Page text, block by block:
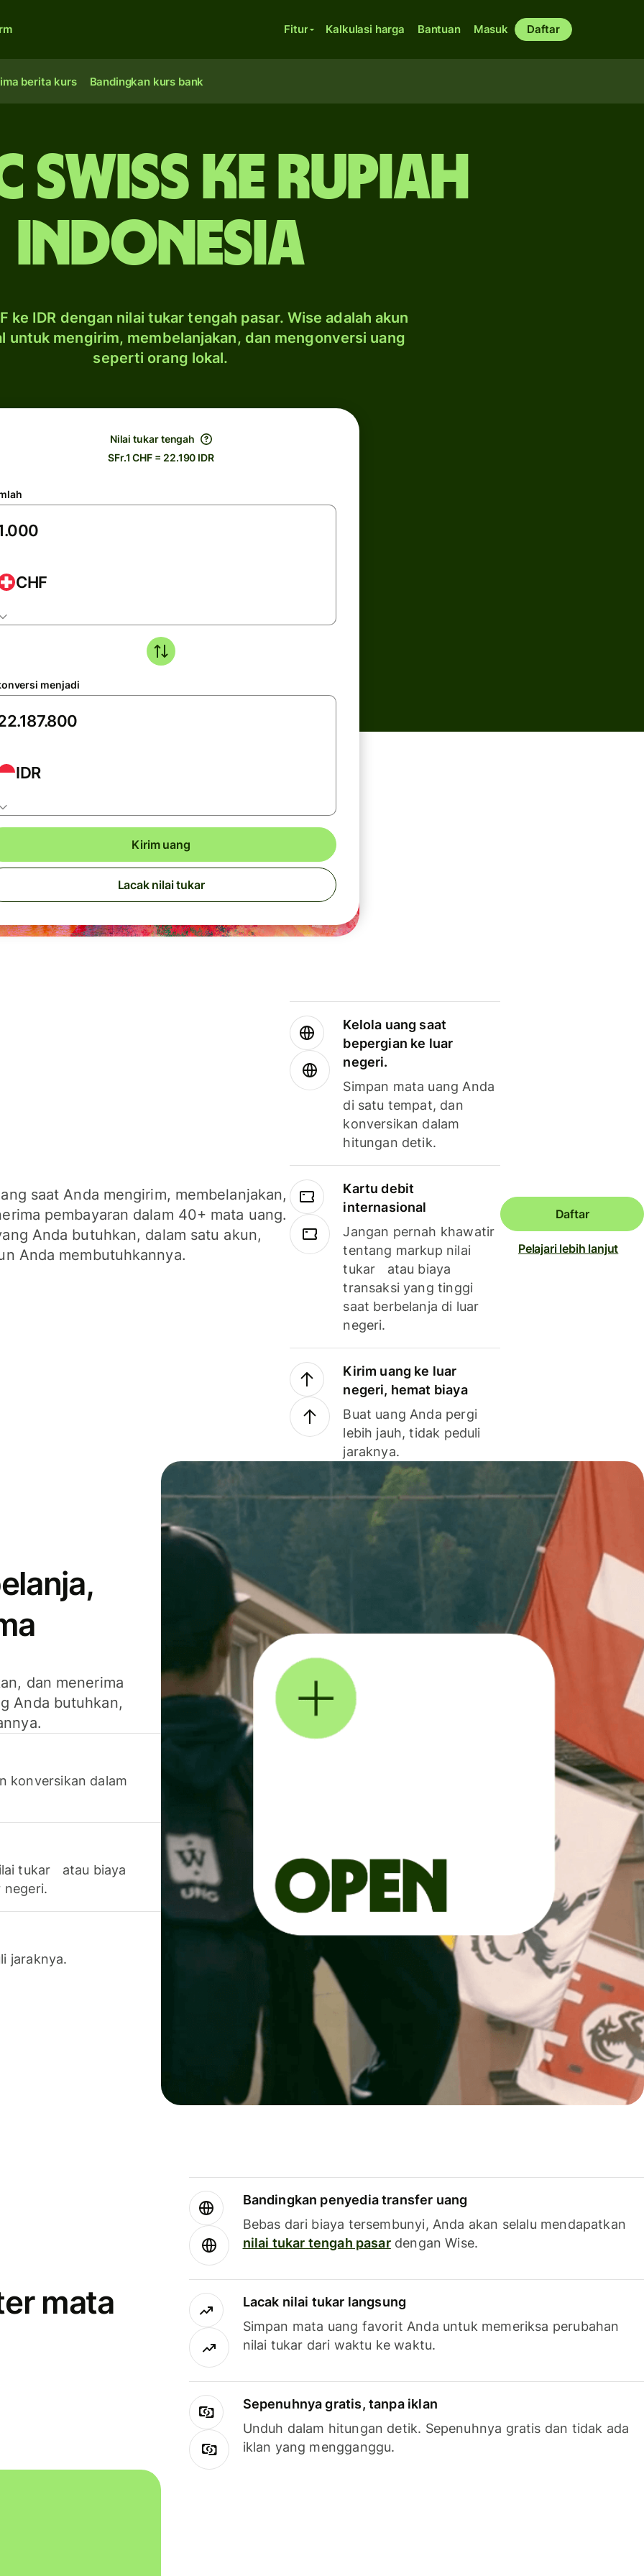
Fitur Kalkulasi harga Bantuan Masuk Daftar
berita kurs Bandingkan kurs bank
ke rupiah
Indonesia
ke IDR dengan nilai tukar tengah pasar. Wise adalah akun
untuk mengirim, membelanjakan, dan mengonversi uang
seperti orang lokal.
Nilai tukar tengah
SFr.1 CHF = 22.190 IDR
CHF
menjadi
IDR
Kirim uang
Lacak nilai tukar
saat Anda mengirim, membelanjakan,
pembayaran dalam 40+ mata uang.
Anda butuhkan, dalam satu akun,
Anda membutuhkannya.
Kelola uang saat
bepergian ke luar
negeri.
Simpan mata uang Anda
di satu tempat, dan
konversikan dalam
hitungan detik.
Kartu debit
internasional
Jangan pernah khawatir
tentang markup nilai
tukar atau biaya
transaksi yang tinggi
saat berbelanja di luar
negeri.
Kirim uang ke luar
negeri, hemat biaya
Buat uang Anda pergi
lebih jauh, tidak peduli
jaraknya.
Daftar
Pelajari lebih lanjut
dan menerima
Anda butuhkan,
konversikan dalam
tukar atau biaya
negeri.
jaraknya.
mata
Bandingkan penyedia transfer uang
Bebas dari biaya tersembunyi, Anda akan selalu mendapatkan
nilai tukar tengah pasardengan Wise.
Lacak nilai tukar langsung
Simpan mata uang favorit Anda untuk memeriksa perubahan
nilai tukar dari waktu ke waktu.
Sepenuhnya gratis, tanpa iklan
Unduh dalam hitungan detik. Sepenuhnya gratis dan tidak ada
iklan yang mengganggu.